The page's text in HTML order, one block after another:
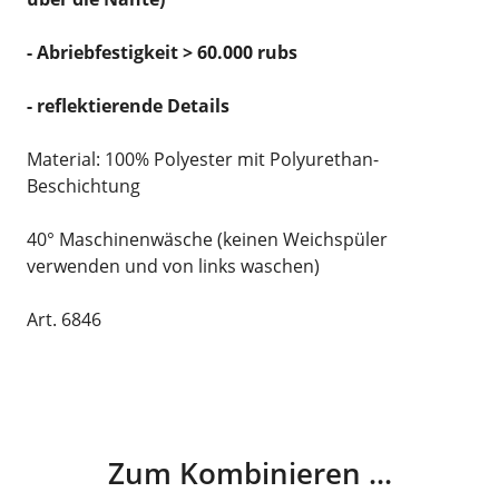
- Abriebfestigkeit > 60.000 rubs
- reflektierende Details
Material: 100% Polyester mit Polyurethan-
Beschichtung
40° Maschinenwäsche (keinen Weichspüler
verwenden und von links waschen)
Art. 6846
Zum Kombinieren ...